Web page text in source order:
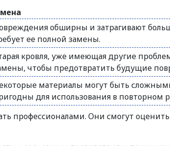
обширны и затрагивают
ее полной замены.
кровля, уже имеющая другие
чтобы предотвратить будущие
материалы могут быть
для использования в повторном
профессионалами. Они смогут